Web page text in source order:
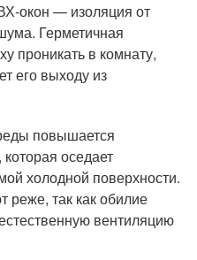
окон — изоляция от
Герметичная
проникать в комнату,
его выходу из
повышается
оседает
холодной поверхности.
реже, так как обилие
вентиляцию